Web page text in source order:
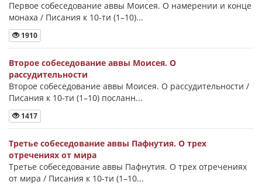
Первое собеседование аввы Моисея. О намерении и конце
монаха / Писания к 10-ти (1–10)...
1910
Второе собеседование аввы Моисея. О
рассудительности
Второе собеседование аввы Моисея. О рассудительности /
Писания к 10-ти (1–10) посланн...
1417
Третье собеседование аввы Пафнутия. О трех
отречениях от мира
Третье собеседование аввы Пафнутия. О трех отречениях
от мира / Писания к 10-ти (1–10...